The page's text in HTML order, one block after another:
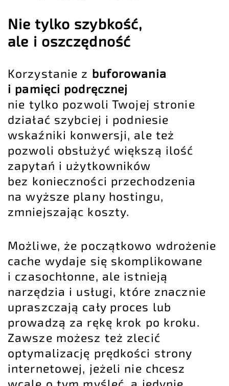
Nie tylko szybkość,
ale i oszczędność
Korzystanie z buforowania
i pamięci podręcznej
nie tylko pozwoli Twojej stronie
działać szybciej i podniesie
wskaźniki konwersji, ale też
pozwoli obsłużyć większą ilość
zapytań i użytkowników
bez konieczności przechodzenia
na wyższe plany hostingu,
zmniejszając koszty.
Możliwe, że początkowo wdrożenie
cache wydaje się skomplikowane
i czasochłonne, ale istnieją
narzędzia i usługi, które znacznie
upraszczają cały proces lub
prowadzą za rękę krok po kroku.
Zawsze możesz też zlecić
optymalizację prędkości strony
internetowej, jeżeli nie chcesz